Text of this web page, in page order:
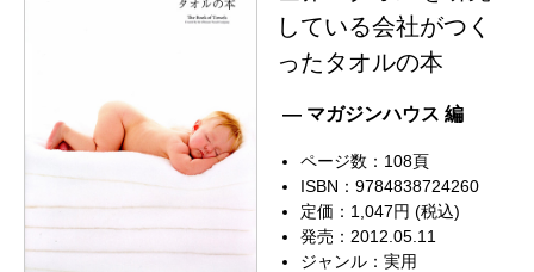
している会社がつく
ったタオルの本
— マガジンハウス 編
ページ数：108頁
ISBN：9784838724260
定価：1,047円 (税込)
発売：2012.05.11
ジャンル：実用